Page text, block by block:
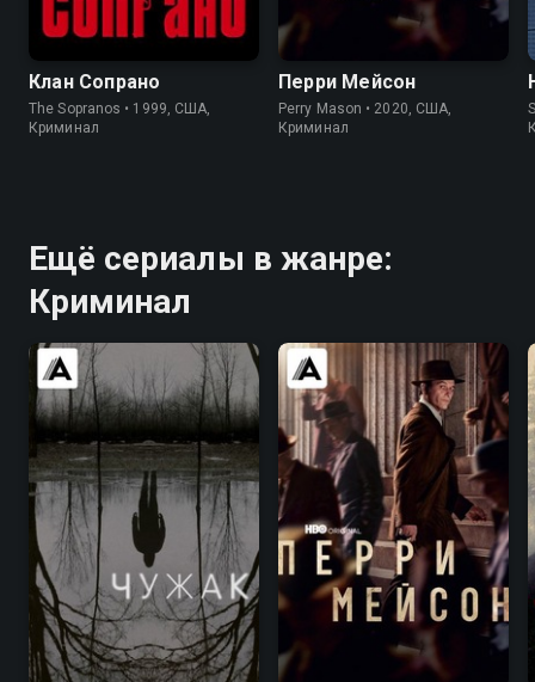
8.9
Клан Сопрано
The Sopranos • 1999, США,
Криминал
Перри Мейсон
Perry Mason • 2020, США,
Криминал
Ещё сериалы в жанре:
Криминал
7.2 7.6